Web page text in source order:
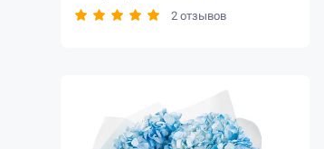
2 отзывов